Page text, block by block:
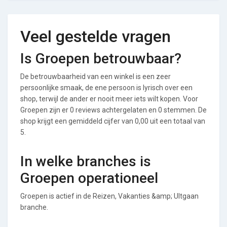
Veel gestelde vragen
Is Groepen betrouwbaar?
De betrouwbaarheid van een winkel is een zeer
persoonlijke smaak, de ene persoon is lyrisch over een
shop, terwijl de ander er nooit meer iets wilt kopen. Voor
Groepen zijn er 0 reviews achtergelaten en 0 stemmen. De
shop krijgt een gemiddeld cijfer van 0,00 uit een totaal van
5.
In welke branches is
Groepen operationeel
Groepen is actief in de Reizen, Vakanties &amp; UItgaan
branche.